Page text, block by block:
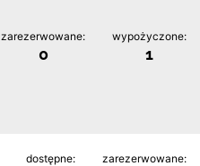
zarezerwowane:
0
wypożyczone:
1
dostępne: zarezerwowane: